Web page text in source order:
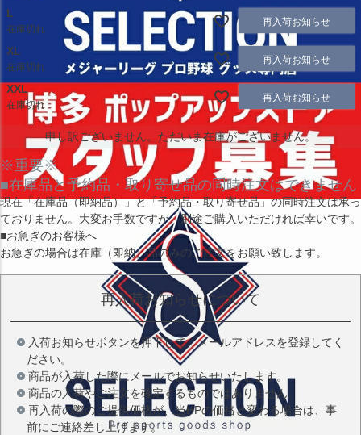
L
在庫切れ
再入荷お知らせ
XL
在庫切れ
再入荷お知らせ
XXL
在庫切れ
再入荷お知らせ
申し訳ございません。ただいま在庫がございません。
※重要※
■在庫品と予約品・取り寄せ品の同時注文はできません
現在「在庫品（即納品）」と「予約品・取り寄せ品」の同時注文は承っ
ておりません。大変お手数ですが、別途ご購入いただければ幸いです。
■お急ぎのお客様へ
お急ぎの場合は在庫（即納）品のみのご注文をお願い致します。
再入荷お知らせについて
入荷お知らせボタンを押下して、メールアドレスを登録してく
ださい。
商品が入荷した際にメールでお知らせいたします。
商品の入荷やご注文を確定するものではありません。
再入荷の際のご提供価格が、当HPの価格と変わる場合は、事
前にご連絡差し上げます。